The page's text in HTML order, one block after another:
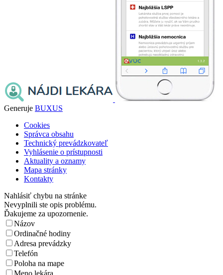
Generuje BUXUS
Cookies
Správca obsahu
Technický prevádzkovateľ
Vyhlásenie o prístupnosti
Aktuality a oznamy
Mapa stránky
Kontakty
Nahlásiť chybu na stránke
Nevyplnili ste opis problému.
Ďakujeme za upozornenie.
Názov
Ordinačné hodiny
Adresa prevádzky
Telefón
Poloha na mape